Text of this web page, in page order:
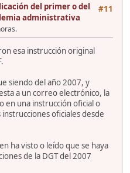
#11
del primer o del
administrativa
esa instrucción original
siendo del año 2007, y
a un correo electrónico, la
en una instrucción oficial o
oficiales desde
ha visto o leído que se haya
de la DGT del 2007